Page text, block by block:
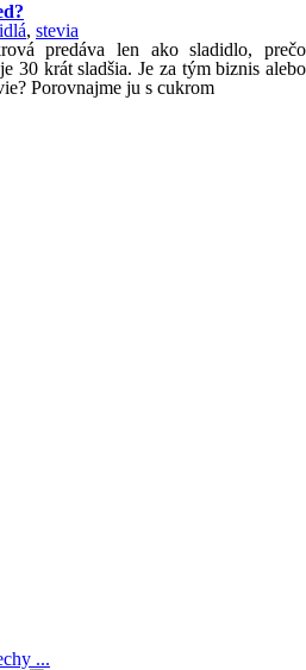
, stevia
predáva len ako sladidlo, prečo
30 krát sladšia. Je za tým biznis alebo
Porovnajme ju s cukrom
...